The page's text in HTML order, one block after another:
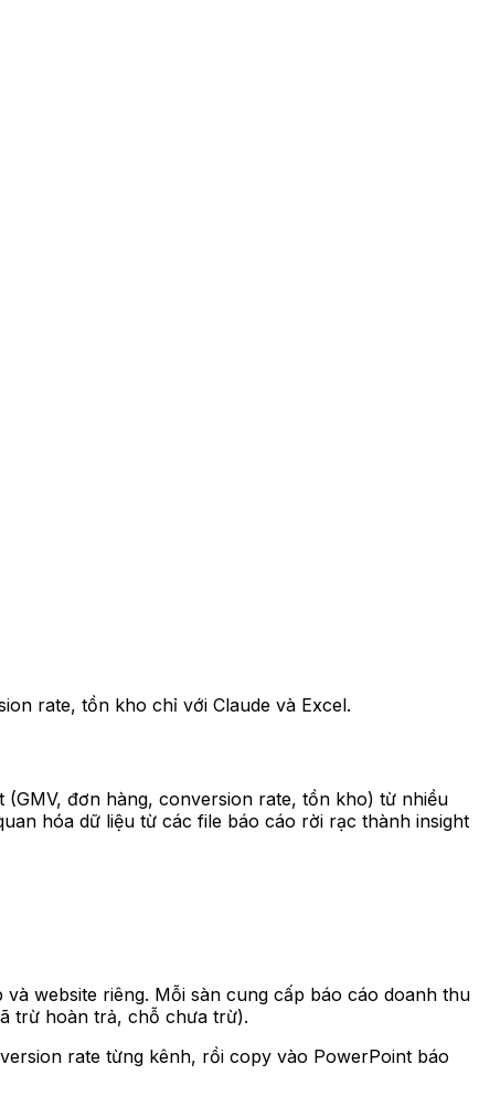
rate, tồn kho chỉ với Claude và Excel.
đơn hàng, conversion rate, tồn kho) từ nhiều
hóa dữ liệu từ các file báo cáo rời rạc thành insight
website riêng. Mỗi sàn cung cấp báo cáo doanh thu
trừ hoàn trả, chỗ chưa trừ).
rate từng kênh, rồi copy vào PowerPoint báo